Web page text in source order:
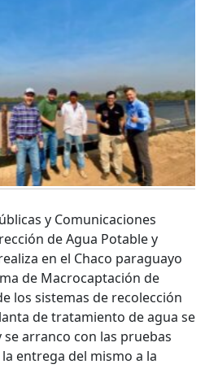
y Comunicaciones
de Agua Potable y
en el Chaco paraguayo
de Macrocaptación de
los sistemas de recolección
de tratamiento de agua se
arranco con las pruebas
entrega del mismo a la